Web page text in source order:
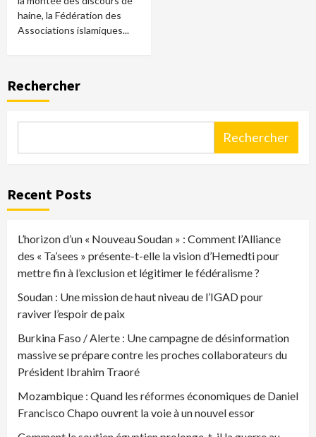
haine, la Fédération des
Associations islamiques...
Rechercher
Rechercher
Recent Posts
L’horizon d’un « Nouveau Soudan » : Comment l’Alliance
des « Ta’sees » présente-t-elle la vision d’Hemedti pour
mettre fin à l’exclusion et légitimer le fédéralisme ?
Soudan : Une mission de haut niveau de l’IGAD pour
raviver l’espoir de paix
Burkina Faso / Alerte : Une campagne de désinformation
massive se prépare contre les proches collaborateurs du
Président Ibrahim Traoré
Mozambique : Quand les réformes économiques de Daniel
Francisco Chapo ouvrent la voie à un nouvel essor